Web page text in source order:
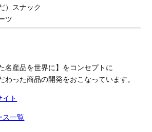
）スナック
ツ
名産品を世界に】をコンセプトに
わった商品の開発をおこなっています。
ト
ス一覧